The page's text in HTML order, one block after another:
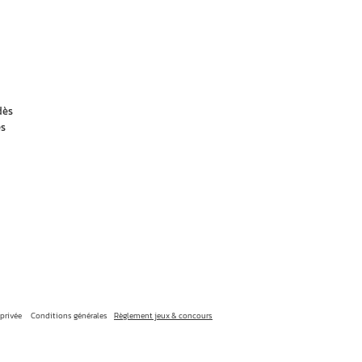
Conditions générales Règlement jeux & concours